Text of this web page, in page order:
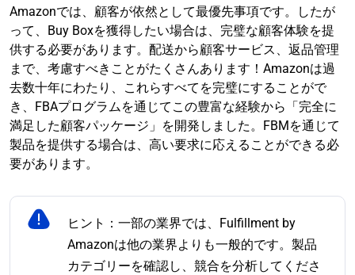
Amazonでは、顧客が依然として最優先事項です。したが
って、Buy Boxを獲得したい場合は、完璧な顧客体験を提
供する必要があります。配送から顧客サービス、返品管理
まで、考慮すべきことがたくさんあります！Amazonは過
去数十年にわたり、これらすべてを完璧にすることがで
き、FBAプログラムを通じてこの豊富な経験から「完全に
満足した顧客パッケージ」を開発しました。FBMを通じて
製品を提供する場合は、高い要求に応えることができる必
要があります。
ヒント：一部の業界では、Fulfillment by
Amazonは他の業界よりも一般的です。製品
カテゴリーを確認し、競合を分析してくださ